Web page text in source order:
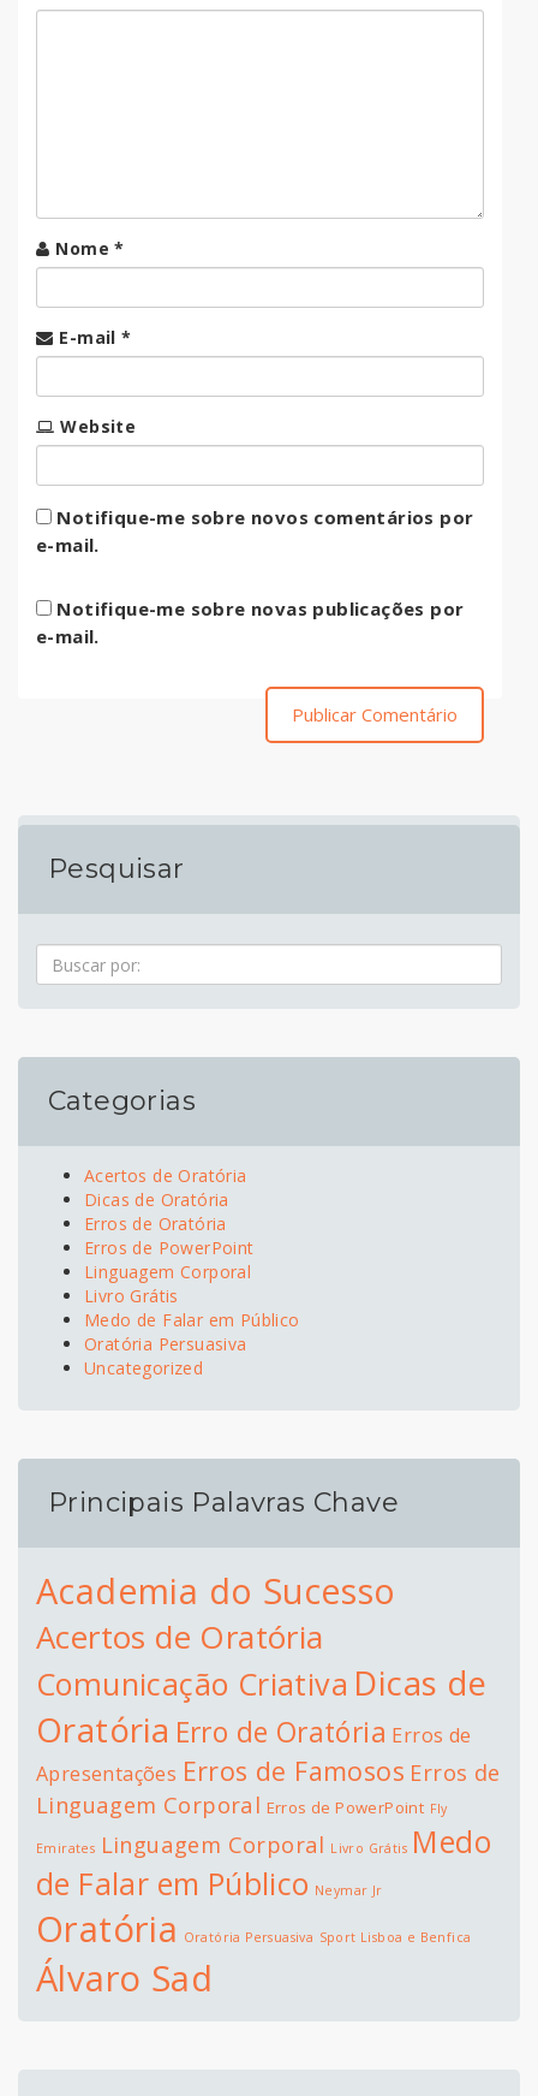
Nome *
E-mail *
Website
Notifique-me sobre novos comentários por
e-mail.
Notifique-me sobre novas publicações por
e-mail.
Pesquisar
Pesquisa
Categorias
Acertos de Oratória
Dicas de Oratória
Erros de Oratória
Erros de PowerPoint
Linguagem Corporal
Livro Grátis
Medo de Falar em Público
Oratória Persuasiva
Uncategorized
Principais Palavras Chave
Academia do Sucesso
Acertos de Oratória
Comunicação Criativa Dicas de
Oratória Erro de Oratória Erros de
Apresentações Erros de Famosos Erros de
Linguagem Corporal Erros de PowerPoint Fly
Emirates Linguagem Corporal Livro Grátis Medo
de Falar em Público Neymar Jr
Oratória Oratória Persuasiva Sport Lisboa e Benfica
Álvaro Sad